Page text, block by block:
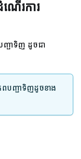
ណើរការ
ញ្ជាទិញ ដូចជា
បញ្ជាទិញដូចខាង